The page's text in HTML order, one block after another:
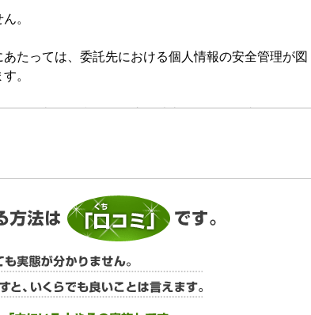
。
たっては、委託先における個人情報の安全管理が図
。
等を用いておりますが、これによる個人情報の取